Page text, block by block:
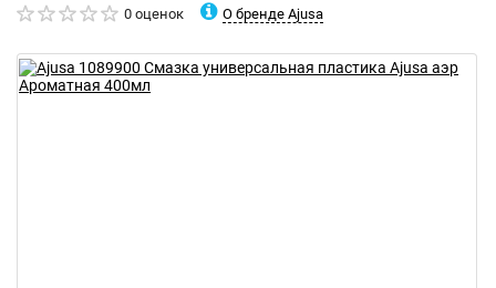
0 оценок О бренде Ajusa